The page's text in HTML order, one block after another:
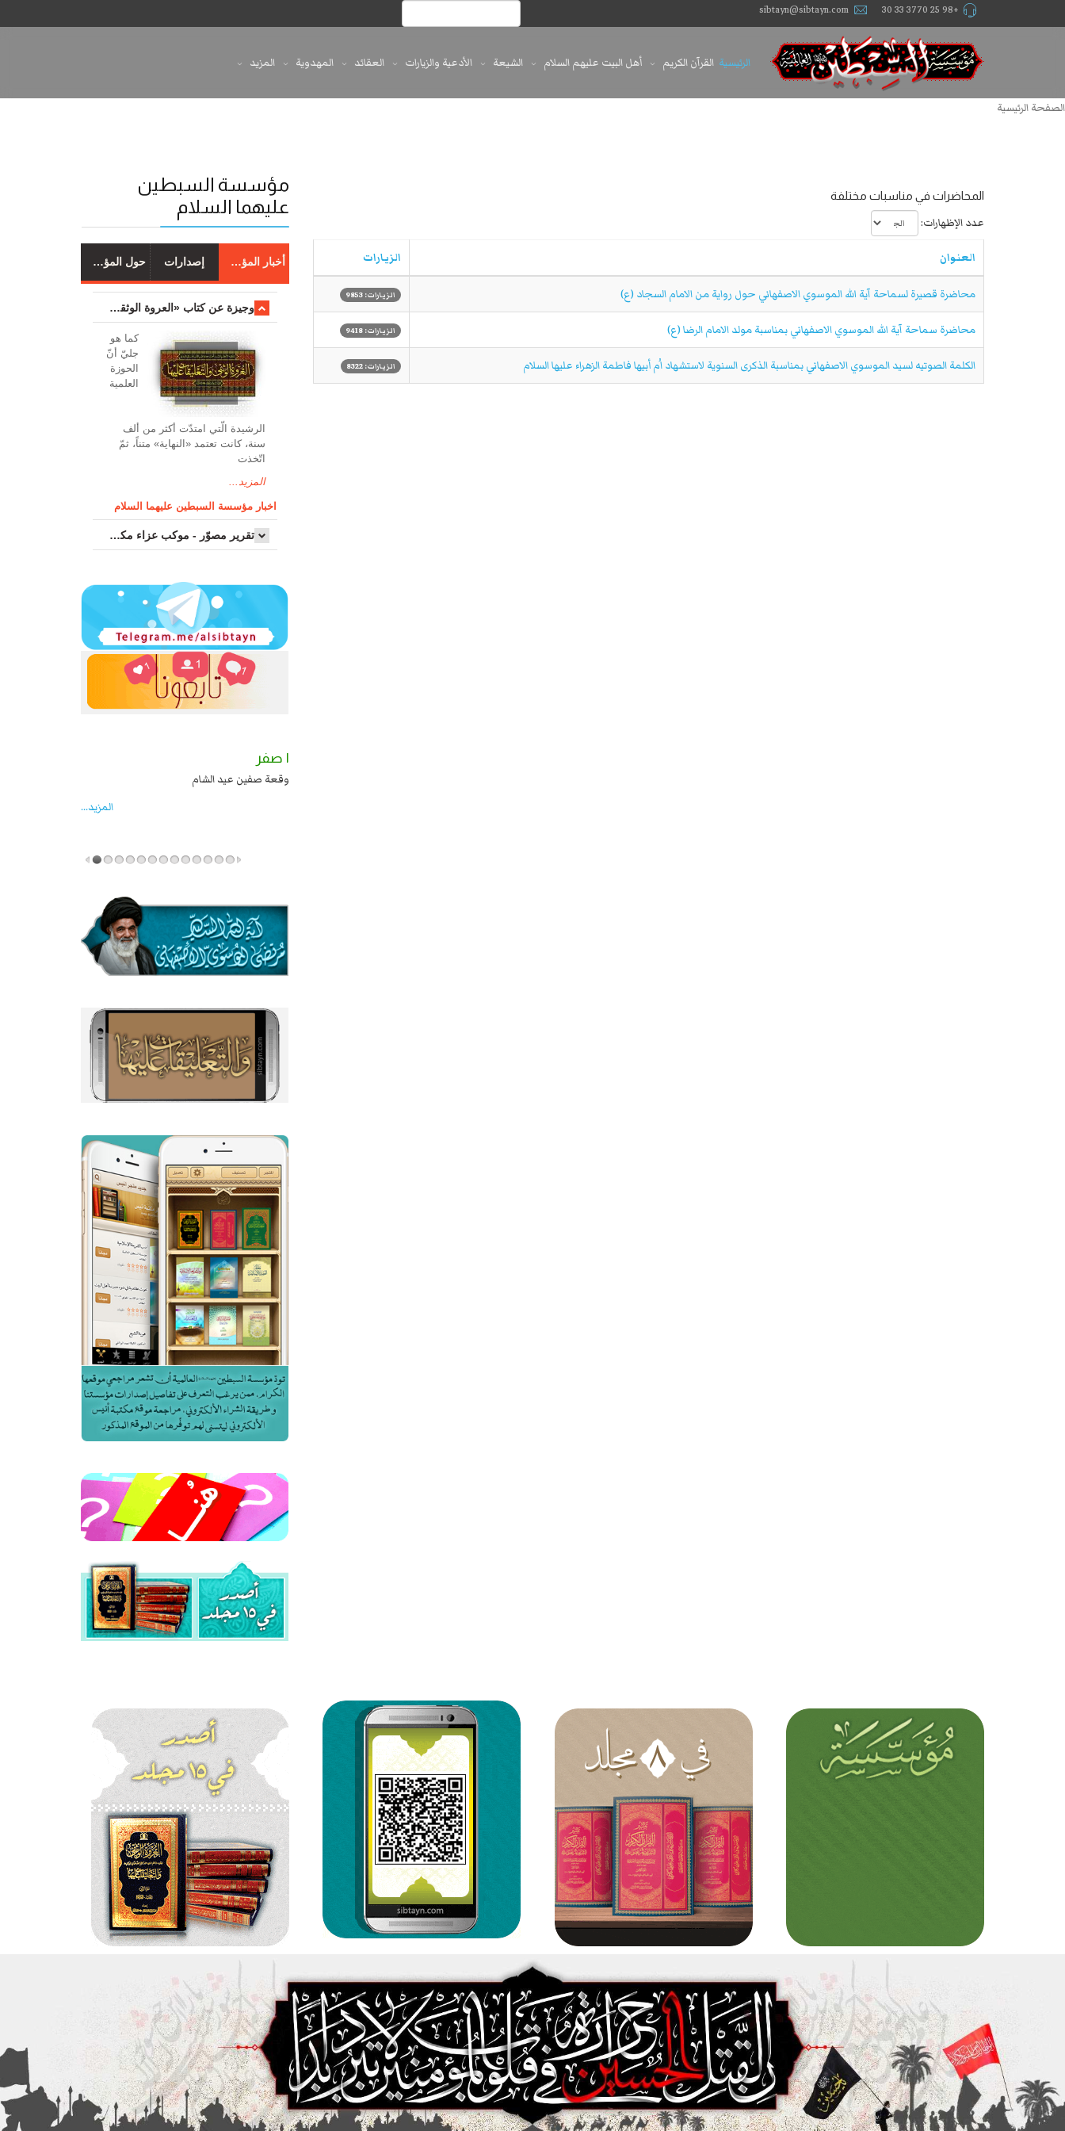
+98 25 3770 33 30
sibtayn@sibtayn.com
الرئيسية القرآن الكريم أهل البيت عليهم السلام الشيعة الأدعية والزيارات العقائد المهدوية المزيد
الصفحة الرئيسية
المحاضرات في مناسبات مختلفة
عدد الإظهارات:
العنوان الزيارات
محاضرة قصيرة لسماحة آية الله الموسوي الاصفهاني حول رواية من الامام السجاد (ع) الزيارات: 9853
محاضرة سماحة آية الله الموسوي الاصفهاني بمناسبة مولد الامام الرضا (ع) الزيارات: 9418
الكلمة الصوتيه لسيد الموسوي الاصفهاني بمناسبة الذكرى السنوية لاستشهاد اُم أبيها فاطمة الزهراء عليها السلام الزيارات: 8322
مؤسسة السبطين
عليهما السلام
أخبار المؤسسة إصدارات حول المؤسسة
وجیزة عن کتاب «العروة الوثقی والتعلیقات علیها»
کما هو
جليّ أنّ
الحوزة
العلمیة
الرشیدة الّتي امتدّت أكثر من ألف
سنة، كانت تعتمد «النهاية» متناً، ثمّ
اتّخذت
المزيد...
اخبار مؤسسة السبطين عليهما السلام
تقرير مصوّر - موكب عزاء مکتب سماحة اية الله السيد مرتضى الموسوي الاصفهاني في يوم إستشهاد السيدة فاطم...
السبايا عند يزيد شهادة زيد بن علي بن الحسين